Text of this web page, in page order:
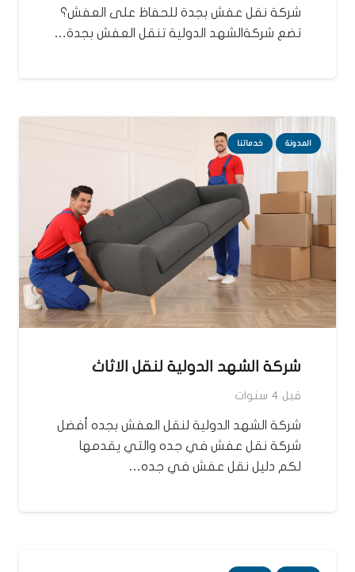
شركة نقل عفش بجدة للحفاظ على العفش؟
تضع شركةالشهد الدولية تنقل العفش بجدة…
المدونة خدماتنا
شركة الشهد الدولية لنقل الاثاث
قبل 4 سنوات
شركة الشهد الدولية لنقل العفش بجده أفضل
شركة نقل عفش في جده والتي يقدمها
لكم دليل نقل عفش في جده…